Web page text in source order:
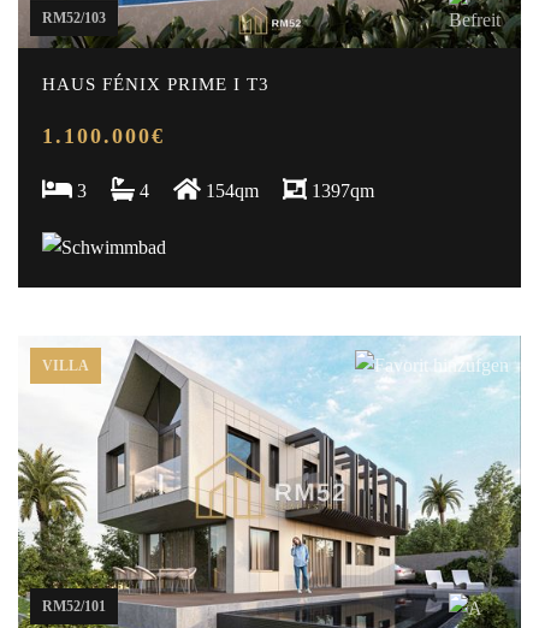
RM52/103
HAUS FÉNIX PRIME I T3
1.100.000€
3 4 154qm 1397qm
RM52/101
VILLA